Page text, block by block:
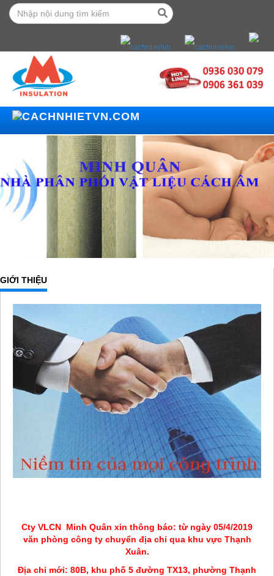
GIỚI THIỆU
Cty VLCN Minh Quân xin thông báo: từ ngày 05/4/2019
văn phòng công ty chuyển địa chỉ qua khu vực Thạnh
Xuân.
Địa chỉ mới: 80B, khu phố 5 đường TX13, phường Thạnh